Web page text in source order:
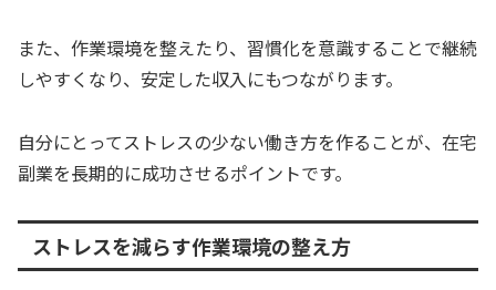
また、作業環境を整えたり、習慣化を意識することで継続
しやすくなり、安定した収入にもつながります。
自分にとってストレスの少ない働き方を作ることが、在宅
副業を長期的に成功させるポイントです。
ストレスを減らす作業環境の整え方